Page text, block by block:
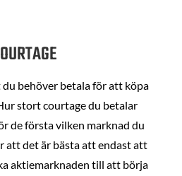
behöver betala för att köpa
stort courtage du betalar
de första vilken marknad du
att det är bästa att endast att
aktiemarknaden till att börja